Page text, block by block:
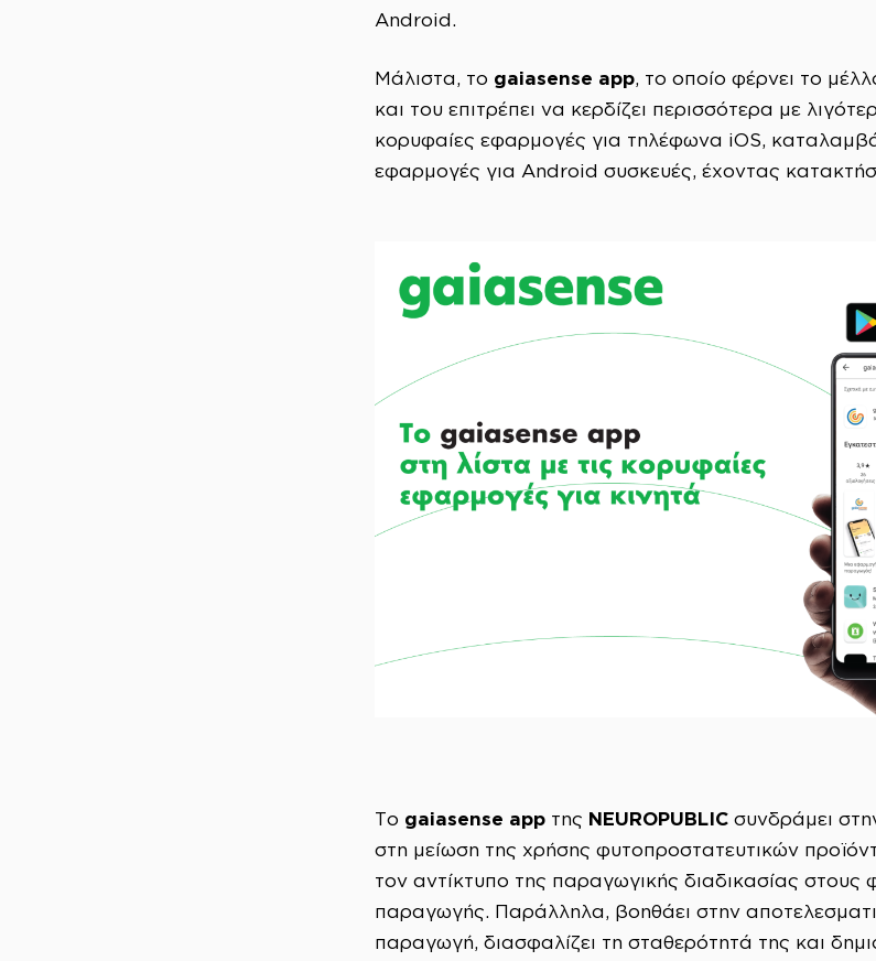
Android.
Μάλιστα, το gaiasense app, το οποίο φέρνει το
και του επιτρέπει να κερδίζει περισσότερα με
κορυφαίες εφαρμογές για τηλέφωνα iOS,
εφαρμογές για Android συσκευές, έχοντας
Το gaiasense app της NEUROPUBLIC συνδράμει
στη μείωση της χρήσης φυτοπροστατευτικών
τον αντίκτυπο της παραγωγικής διαδικασίας στους
παραγωγής. Παράλληλα, βοηθάει στην
παραγωγή, διασφαλίζει τη σταθερότητά της και